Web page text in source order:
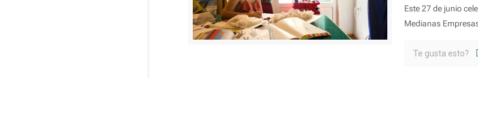
Este 27 de junio
Medianas
Te gusta esto?